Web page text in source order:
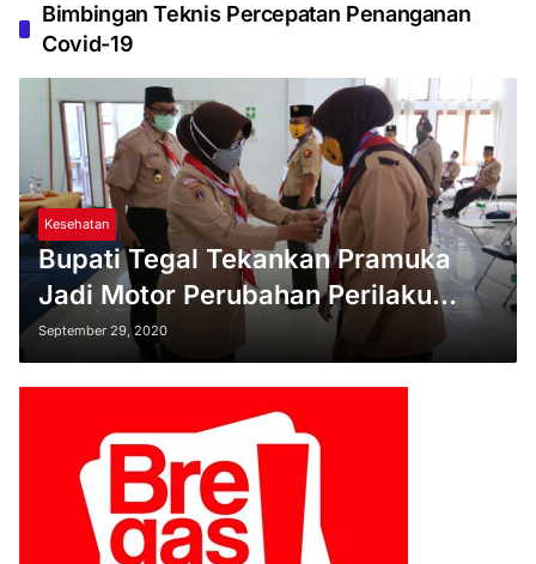
Bimbingan Teknis Percepatan Penanganan
Covid-19
Kesehatan
Bupati Tegal Tekankan Pramuka
Jadi Motor Perubahan Perilaku
Sehat dan Aman dari Covid-19
September 29, 2020